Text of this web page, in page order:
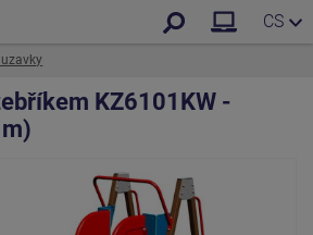
CS
KZ6101KW -